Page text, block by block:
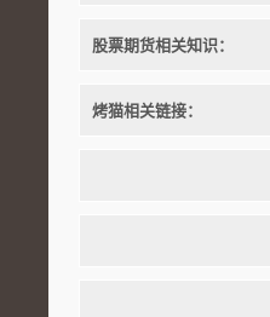
股票期货相关知识：
烤猫相关链接：